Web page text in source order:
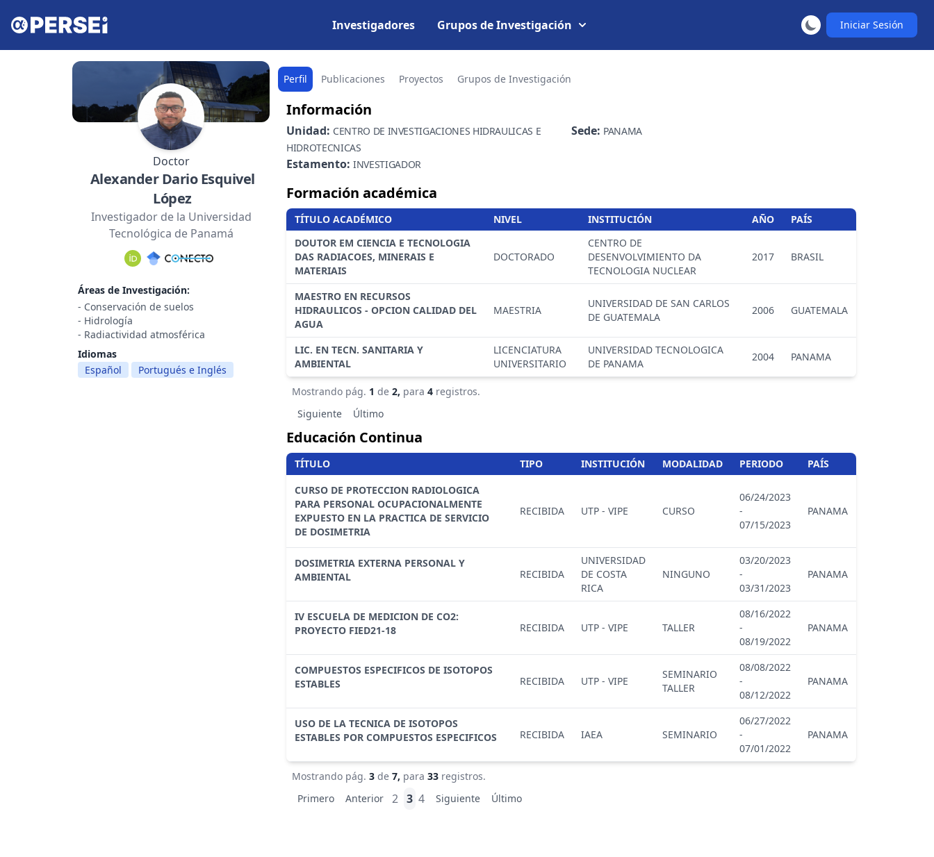
Iniciar Sesión
Investigadores Grupos de Investigación
Doctor
Alexander Dario Esquivel
López
Investigador de la Universidad
Tecnológica de Panamá
Áreas de Investigación:
- Conservación de suelos
- Hidrología
- Radiactividad atmosférica
Idiomas
Español
Portugués e Inglés
Perfil Publicaciones Proyectos Grupos de Investigación
Información
Unidad: CENTRO DE INVESTIGACIONES HIDRAULICAS E
HIDROTECNICAS
Sede: PANAMA
Estamento: INVESTIGADOR
Formación académica
TÍTULO ACADÉMICO NIVEL INSTITUCIÓN AÑO
PAÍS
DOUTOR EM CIENCIA E TECNOLOGIA
DAS RADIACOES, MINERAIS E
MATERIAIS
DOCTORADO
CENTRO DE
DESENVOLVIMIENTO DA
TECNOLOGIA NUCLEAR
2017 BRASIL
MAESTRO EN RECURSOS
HIDRAULICOS - OPCION CALIDAD DEL
AGUA
MAESTRIA
UNIVERSIDAD DE SAN CARLOS
DE GUATEMALA
2006 GUATEMALA
LIC. EN TECN. SANITARIA Y
AMBIENTAL
LICENCIATURA
UNIVERSITARIO
UNIVERSIDAD TECNOLOGICA
DE PANAMA
2004 PANAMA
Mostrando pág. 1 de 2, para 4 registros.
Siguiente
Último
Educación Continua
TÍTULO TIPO INSTITUCIÓN MODALIDAD PERIODO
PAÍS
CURSO DE PROTECCION RADIOLOGICA
PARA PERSONAL OCUPACIONALMENTE
EXPUESTO EN LA PRACTICA DE SERVICIO
DE DOSIMETRIA
RECIBIDA UTP - VIPE CURSO
06/24/2023
-
07/15/2023
PANAMA
DOSIMETRIA EXTERNA PERSONAL Y
AMBIENTAL
RECIBIDA
UNIVERSIDAD
DE COSTA
RICA
NINGUNO
03/20/2023
-
03/31/2023
PANAMA
IV ESCUELA DE MEDICION DE CO2:
PROYECTO FIED21-18
RECIBIDA UTP - VIPE TALLER
08/16/2022
-
08/19/2022
PANAMA
COMPUESTOS ESPECIFICOS DE ISOTOPOS
ESTABLES
RECIBIDA UTP - VIPE
SEMINARIO
TALLER
08/08/2022
-
08/12/2022
PANAMA
USO DE LA TECNICA DE ISOTOPOS
ESTABLES POR COMPUESTOS ESPECIFICOS
RECIBIDA IAEA SEMINARIO
06/27/2022
-
07/01/2022
PANAMA
Mostrando pág. 3 de 7, para 33 registros.
Primero
Anterior 2 3 4 Siguiente Último